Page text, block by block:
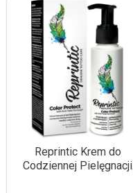
Reprintic Krem do
Codziennej Pielęgnacji